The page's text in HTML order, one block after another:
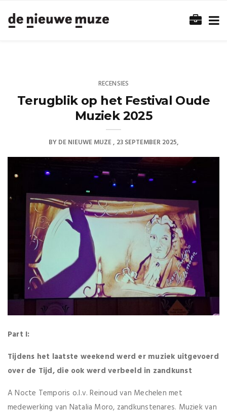
RECENSIES
Terugblik op het Festival Oude
Muziek 2025
BYDE NIEUWE MUZE 23 SEPTEMBER 2025
Part I:
Tijdens het laatste weekend werd er muziek uitgevoerd
over de Tijd, die ook werd verbeeld in zandkunst
A Nocte Temporis o.l.v. Reinoud van Mechelen met
medewerking van Natalia Moro, zandkunstenares. Muziek van